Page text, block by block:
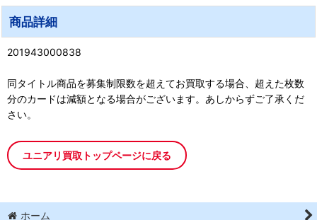
商品詳細
201943000838
同タイトル商品を募集制限数を超えてお買取する場合、超えた枚数
分のカードは減額となる場合がございます。あしからずご了承くだ
さい。
ユニアリ買取トップページに戻る
ホーム